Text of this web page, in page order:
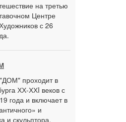
на третью
Центре
с 26
проходит в
ХХ-ХХI веков с
года и включает в
и
и скульптора.